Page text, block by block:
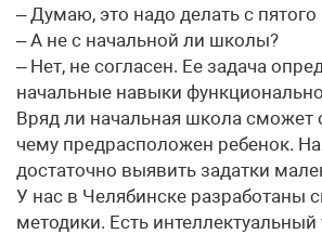
– Думаю, это надо делать с пятого
– А не с начальной ли школы?
– Нет, не согласен. Ее задача
начальные навыки
Вряд ли начальная школа сможет
чему предрасположен ребенок.
достаточно выявить задатки
У нас в Челябинске разработаны
методики. Есть интеллектуальный